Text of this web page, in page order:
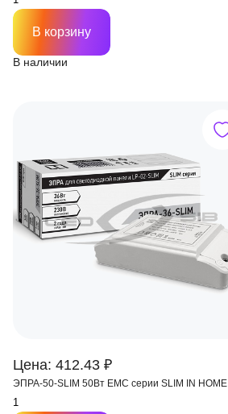
В наличии
В корзину
Цена: 412.43 ₽
ЭПРА-50-SLIM 50Вт ЕМС серии SLIM IN HOME